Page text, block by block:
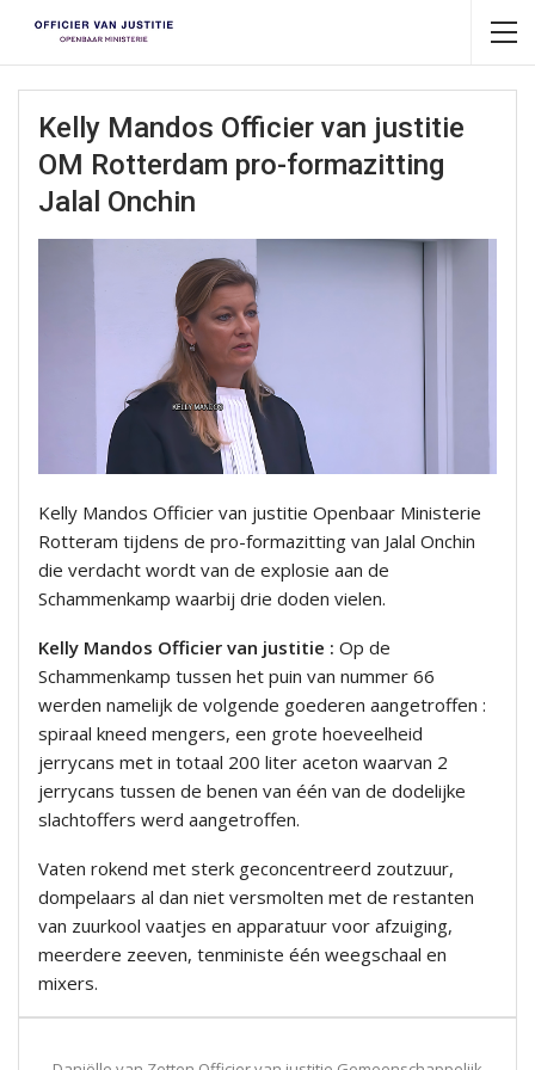
Kelly Mandos Officier van justitie
OM Rotterdam pro-formazitting
Jalal Onchin
Kelly Mandos Officier van justitie Openbaar Ministerie
Rotteram tijdens de pro-formazitting van Jalal Onchin
die verdacht wordt van de explosie aan de
Schammenkamp waarbij drie doden vielen.
Kelly Mandos Officier van justitie : Op de
Schammenkamp tussen het puin van nummer 66
werden namelijk de volgende goederen aangetroffen :
spiraal kneed mengers, een grote hoeveelheid
jerrycans met in totaal 200 liter aceton waarvan 2
jerrycans tussen de benen van één van de dodelijke
slachtoffers werd aangetroffen.
Vaten rokend met sterk geconcentreerd zoutzuur,
dompelaars al dan niet versmolten met de restanten
van zuurkool vaatjes en apparatuur voor afzuiging,
meerdere zeeven, tenministe één weegschaal en
mixers.